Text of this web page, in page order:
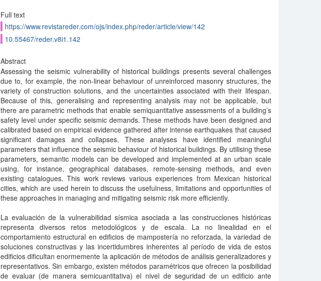
Full text
https://www.revistareder.com/ojs/index.php/reder/article/view/142
10.55467/reder.v8i1.142
Abstract
Assessing the seismic vulnerability of historical buildings presents several challenges
due to, for example, the non-linear behaviour of unreinforced masonry structures, the
variety of construction solutions, and the uncertainties associated with their lifespan.
Because of this, generalising and representing analysis may not be applicable, but
there are parametric methods that enable semiquantitative assessments of a building’s
safety level under specific seismic demands. These methods have been designed and
calibrated based on empirical evidence gathered after intense earthquakes that caused
significant damages and collapses. These analyses have identified meaningful
parameters that influence the seismic behaviour of historical buildings. By utilising these
parameters, semantic models can be developed and implemented at an urban scale
using, for instance, geographical databases, remote-sensing methods, and even
existing catalogues. This work reviews various experiences from Mexican historical
cities, which are used herein to discuss the usefulness, limitations and opportunities of
these approaches in managing and mitigating seismic risk more efficiently.
La evaluación de la vulnerabilidad sísmica asociada a las construcciones históricas
representa diversos retos metodológicos y de escala. La no linealidad en el
comportamiento estructural en edificios de mampostería no reforzada, la variedad de
soluciones constructivas y las incertidumbres inherentes al período de vida de estos
edificios dificultan enormemente la aplicación de métodos de análisis generalizadores y
representativos. Sin embargo, existen métodos paramétricos que ofrecen la posibilidad
de evaluar (de manera semicuantitativa) el nivel de seguridad de un edificio ante